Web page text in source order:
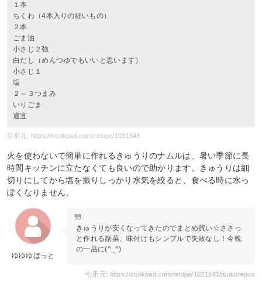
１本
ちくわ（4本入りの細いもの）
２本
ごま油
小さじ２強
白だし（めんつゆでもいいと思います）
小さじ１
塩
２～３つまみ
いりごま
適宜
引用元: https://cookpad.com/recipe/1031643
火を使わないで簡単に作れるきゅうりのナムルは、暑い季節に長
時間キッチンに立たなくても良いので助かります。きゅうりは細
切りにしてから塩を振りしっかり水気を絞ると、食べる時に水っ
ぽくなりません。
ゆゆゆぱっと
きゅうりが安くなってきたのでまとめ買い☆ささっ
と作れる副菜、味付けもシンプルで失敗なし！今晩
の一品に(^_^)
引用元: https://cookpad.com/recipe/1031643/tsukurepos